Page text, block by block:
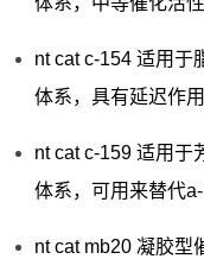
nt cat c-154 适用于
体系，具有延迟作用
nt cat c-159 适用于
体系，可用来替代
nt cat mb20 凝胶型